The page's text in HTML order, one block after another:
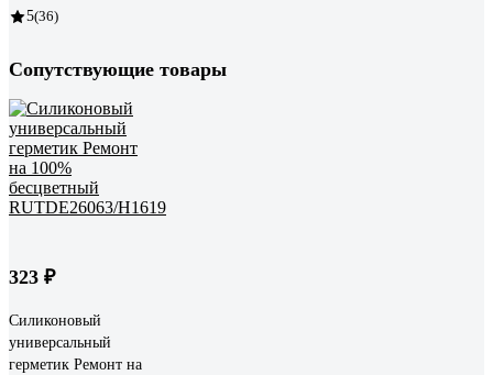
5(36)
Сопутствующие товары
323 ₽
Силиконовый
универсальный
герметик Ремонт на